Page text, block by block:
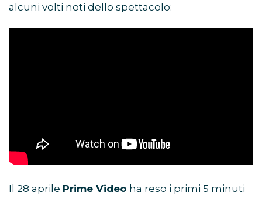
alcuni volti noti dello spettacolo:
Il 28 aprile Prime Video ha reso i primi 5 minuti